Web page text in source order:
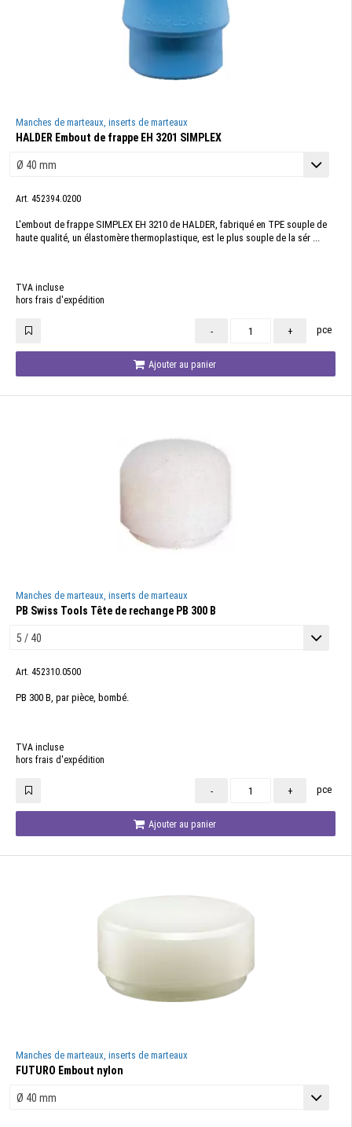
Manches de marteaux, inserts de marteaux
HALDER Embout de frappe EH 3201 SIMPLEX
Art. 452394.0200
L'embout de frappe SIMPLEX EH 3210 de HALDER, fabriqué en TPE souple de
haute qualité, un élastomère thermoplastique, est le plus souple de la sér ...
TVA incluse
hors frais d'expédition
- + pce
Ajouter au panier
Manches de marteaux, inserts de marteaux
PB Swiss Tools Tête de rechange PB 300 B
Art. 452310.0500
PB 300 B, par pièce, bombé.
TVA incluse
hors frais d'expédition
- + pce
Ajouter au panier
Manches de marteaux, inserts de marteaux
FUTURO Embout nylon